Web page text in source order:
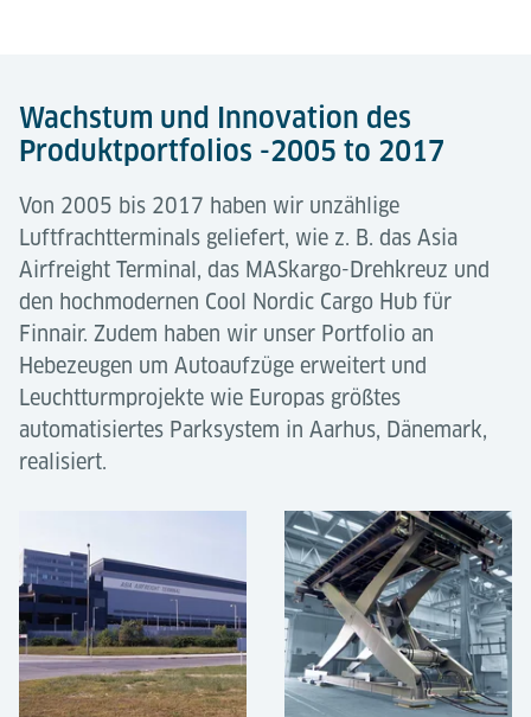
Wachstum und Innovation des
Produktportfolios -2005 to 2017
Von 2005 bis 2017 haben wir unzählige
Luftfrachtterminals geliefert, wie z. B. das Asia
Airfreight Terminal, das MASkargo-Drehkreuz und
den hochmodernen Cool Nordic Cargo Hub für
Finnair. Zudem haben wir unser Portfolio an
Hebezeugen um Autoaufzüge erweitert und
Leuchtturmprojekte wie Europas größtes
automatisiertes Parksystem in Aarhus, Dänemark,
realisiert.